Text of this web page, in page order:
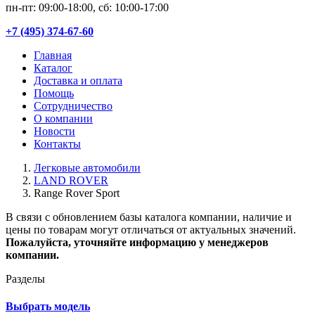
пн-пт: 09:00-18:00, сб: 10:00-17:00
+7 (495) 374-67-60
Главная
Каталог
Доставка и оплата
Помощь
Сотрудничество
О компании
Новости
Контакты
Легковые автомобили
LAND ROVER
Range Rover Sport
В связи с обновлением базы каталога компании, наличие и
цены по товарам могут отличаться от актуальных значений.
Пожалуйста, уточняйте информацию у менеджеров
компании.
Разделы
Выбрать модель